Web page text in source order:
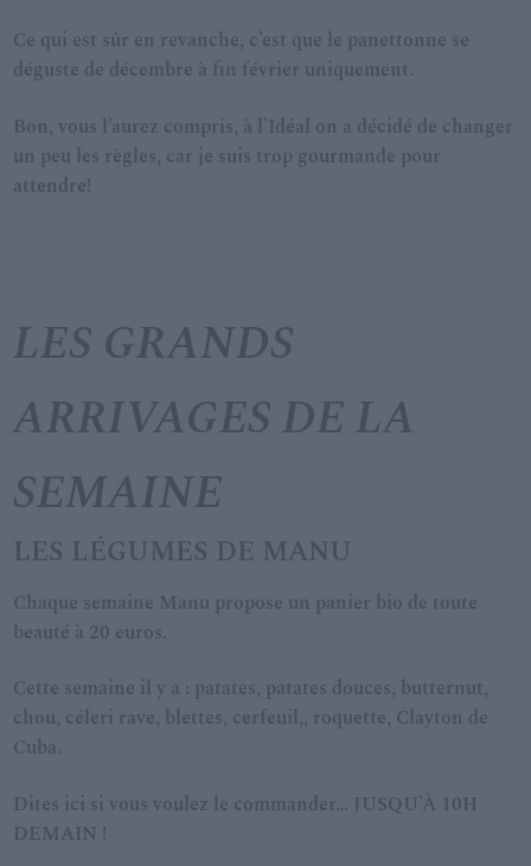
Ce qui est sûr en revanche, c’est que le panettonne se
déguste de décembre à fin février uniquement.
Bon, vous l’aurez compris, à l’Idéal on a décidé de changer
un peu les règles, car je suis trop gourmande pour
attendre!
LES GRANDS
ARRIVAGES DE LA
SEMAINE
LES LÉGUMES DE MANU
Chaque semaine Manu propose un panier bio de toute
beauté à 20 euros.
Cette semaine il y a : patates, patates douces, butternut,
chou, céleri rave, blettes, cerfeuil,, roquette, Clayton de
Cuba.
Dites ici si vous voulez le commander… JUSQU’À 10H
DEMAIN !